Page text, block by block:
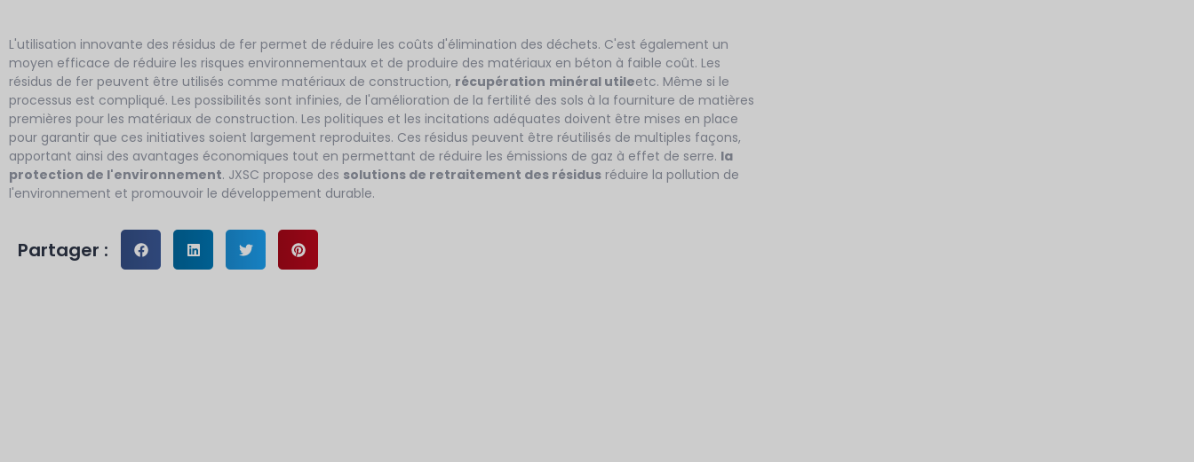
L'utilisation innovante des résidus de fer permet de réduire les coûts d'élimination des déchets. C'est également un
moyen efficace de réduire les risques environnementaux et de produire des matériaux en béton à faible coût. Les
résidus de fer peuvent être utilisés comme matériaux de construction, récupération minéral utileetc. Même si le
processus est compliqué. Les possibilités sont infinies, de l'amélioration de la fertilité des sols à la fourniture de matières
premières pour les matériaux de construction. Les politiques et les incitations adéquates doivent être mises en place
pour garantir que ces initiatives soient largement reproduites. Ces résidus peuvent être réutilisés de multiples façons,
apportant ainsi des avantages économiques tout en permettant de réduire les émissions de gaz à effet de serre. la
protection de l'environnement. JXSC propose des solutions de retraitement des résidus réduire la pollution de
l'environnement et promouvoir le développement durable.
Partager :